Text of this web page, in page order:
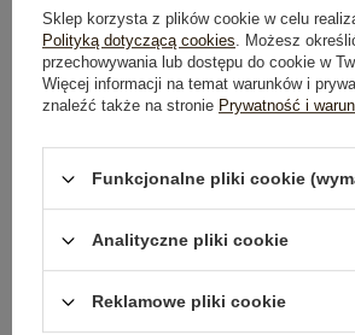
GŁÓWNE PARAMETRY
OPINIE O PRODUKCIE (0)
OSTATNIO
Sklep korzysta z plików cookie w celu
Polityką dotyczącą cookies. Możesz
przechowywania lub dostępu do cookie w
Więcej informacji na temat warunków i
znaleźć także na stronie Prywatność i
Funkcjonalne pliki cookie
Analityczne pliki cookie
Reklamowe pliki cookie